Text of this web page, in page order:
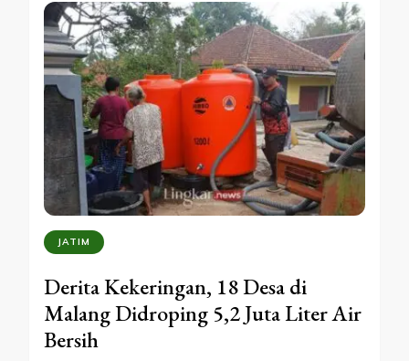
JATIM
Derita Kekeringan, 18 Desa di
Malang Didroping 5,2 Juta Liter Air
Bersih